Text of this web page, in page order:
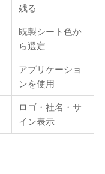
残る
既製シート色か
ら選定
アプリケーショ
ンを使用
ロゴ・社名・サ
イン表示